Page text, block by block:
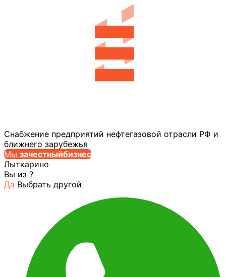
Снабжение предприятий нефтегазовой отрасли РФ и
ближнего зарубежья
Мы зачестныйбизнес
Лыткарино
Вы из ?
Да Выбрать другой